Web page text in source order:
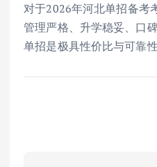
对于2026年河北单招备考
管理严格、升学稳妥、口
单招是极具性价比与可靠性